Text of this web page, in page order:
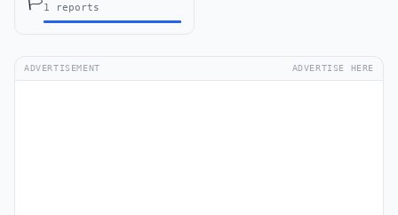
1 reports
ADVERTISEMENT ADVERTISE HERE